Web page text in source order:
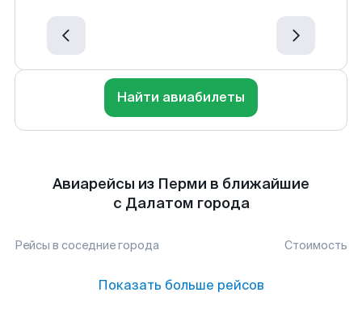
Найти авиабилеты
Авиарейсы из Перми в ближайшие
с Далатом города
Рейсы в соседние города Стоимость
Показать больше рейсов